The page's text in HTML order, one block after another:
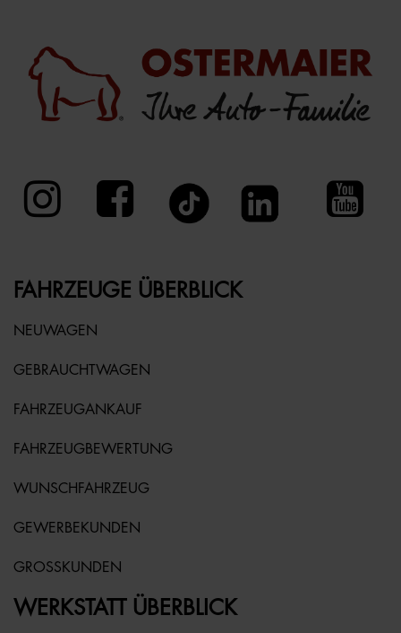
FAHRZEUGE ÜBERBLICK
NEUWAGEN
GEBRAUCHTWAGEN
FAHRZEUGANKAUF
FAHRZEUGBEWERTUNG
WUNSCHFAHRZEUG
GEWERBEKUNDEN
GROSSKUNDEN
WERKSTATT ÜBERBLICK